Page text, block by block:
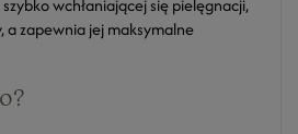
wchłaniającej się pielęgnacji,
a zapewnia jej maksymalne